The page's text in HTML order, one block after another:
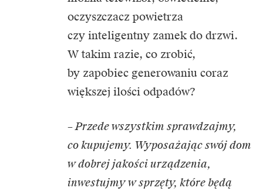
oczyszczacz powietrza
czy inteligentny zamek do drzwi.
W takim razie, co zrobić,
by zapobiec generowaniu coraz
większej ilości odpadów?
– Przede wszystkim sprawdzajmy,
co kupujemy. Wyposażając swój dom
w dobrej jakości urządzenia,
inwestujmy w sprzęty, które będą